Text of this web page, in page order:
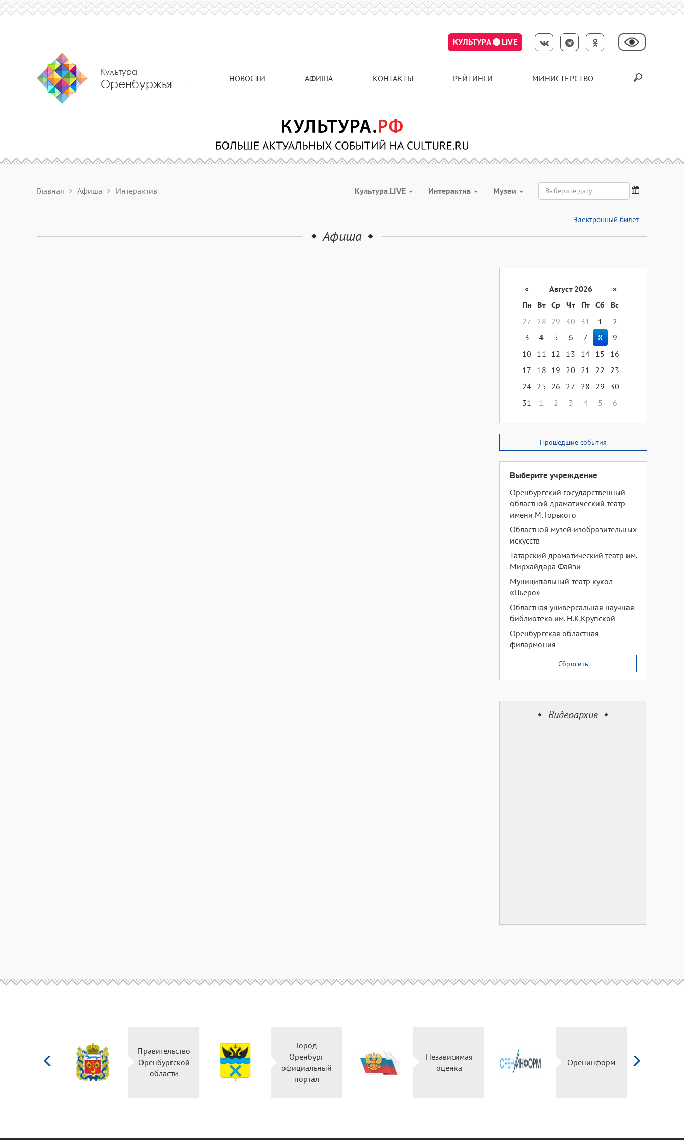
КУЛЬТУРА LIVE
Культура
Оренбуржья НОВОСТИ АФИША КОНТАКТЫ РЕЙТИНГИ МИНИСТЕРСТВО
Главная Афиша Интерактив Культура.LIVE Интерактив Музеи
Электронный билет
Афиша
« Август 2026
»
Пн
Вт Ср Чт Пт Сб
Вс
27
28 29 30 31 1
2
3
4 5 6 7 8
9
10
11 12 13 14 15
16
17
18 19 20 21 22
23
24 25 26 27 28 29
30
31
1 2 3 4 5 6
Прошедшие события
Выберите учреждение
Оренбургский государственный
областной драматический театр
имени М. Горького
Областной музей изобразительных
искусств
Татарский драматический театр им.
Мирхайдара Файзи
Муниципальный театр кукол
«Пьеро»
Областная универсальная научная
библиотека им. Н.К.Крупской
Оренбургская областная
филармония
Сбросить
Видеоархив
Правительство
Оренбургской
области
Город
Оренбург
официальный
портал
Независимая
оценка
Оренинформ